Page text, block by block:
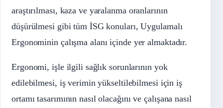
araştırılması, kaza ve yaralanma oranlarının
düşürülmesi gibi tüm İSG konuları, Uygulamalı
Ergonominin çalışma alanı içinde yer almaktadır.
Ergonomi, işle ilgili sağlık sorunlarının yok
edilebilmesi, iş verimin yükseltilebilmesi için iş
ortamı tasarımının nasıl olacağını ve çalışana nasıl